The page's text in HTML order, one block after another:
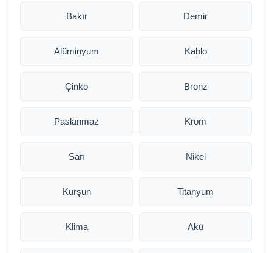
Bakır Demir
Alüminyum Kablo
Çinko Bronz
Paslanmaz Krom
Sarı Nikel
Kurşun Titanyum
Klima Akü